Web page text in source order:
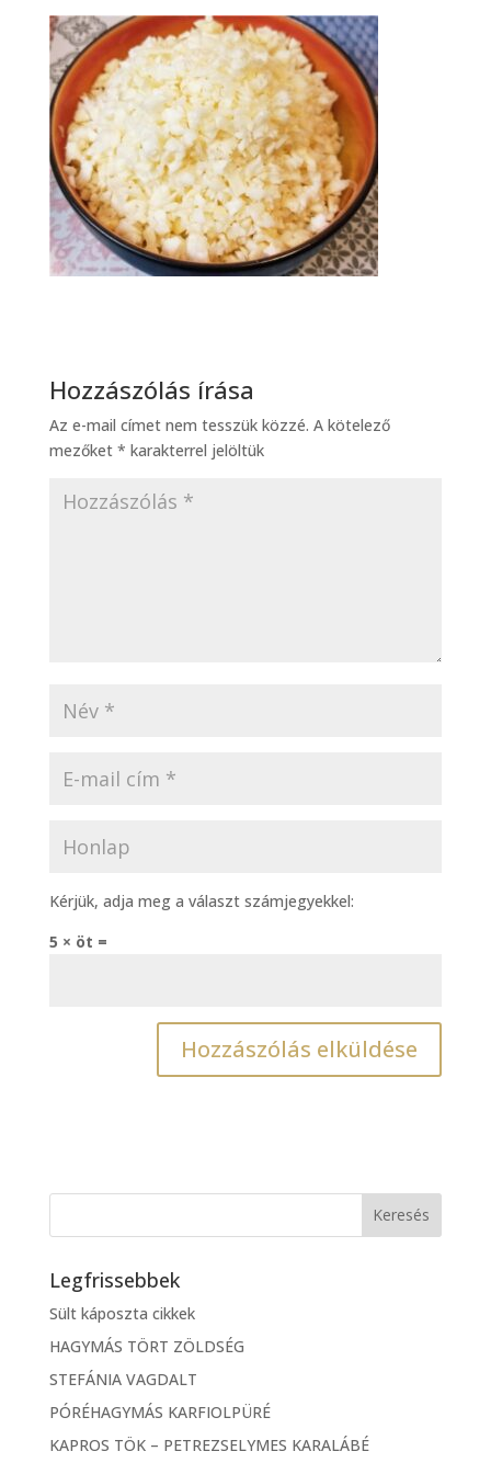
Hozzászólás írása
Az e-mail címet nem tesszük közzé. A kötelező
mezőket * karakterrel jelöltük
Kérjük, adja meg a választ számjegyekkel:
5 × öt =
Legfrissebbek
Sült káposzta cikkek
HAGYMÁS TÖRT ZÖLDSÉG
STEFÁNIA VAGDALT
PÓRÉHAGYMÁS KARFIOLPÜRÉ
KAPROS TÖK – PETREZSELYMES KARALÁBÉ